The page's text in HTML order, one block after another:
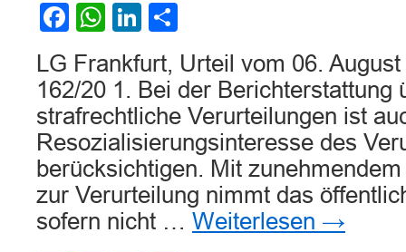
Facebook
WhatsApp
LinkedIn
LG Frankfurt, Urteil vom 06.
162/20 1. Bei der Berichterstattung
strafrechtliche Verurteilungen ist
Resozialisierungsinteresse des
berücksichtigen. Mit
zur Verurteilung nimmt das
sofern nicht … Weiterlesen →